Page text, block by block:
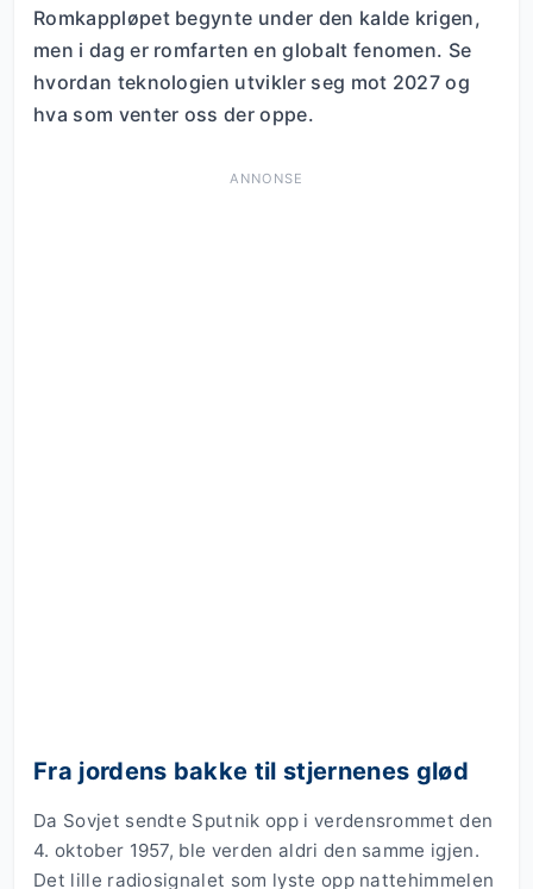
Romkappløpet begynte under den kalde krigen,
men i dag er romfarten en globalt fenomen. Se
hvordan teknologien utvikler seg mot 2027 og
hva som venter oss der oppe.
ANNONSE
Fra jordens bakke til stjernenes glød
Da Sovjet sendte Sputnik opp i verdensrommet den
4. oktober 1957, ble verden aldri den samme igjen.
Det lille radiosignalet som lyste opp nattehimmelen